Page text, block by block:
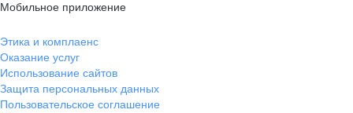
Мобильное приложение
Этика и комплаенс
Оказание услуг
Использование сайтов
Защита персональных данных
Пользовательское соглашение